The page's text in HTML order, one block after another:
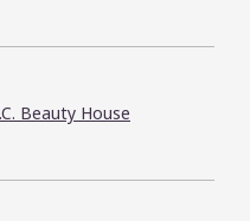
Beauty House